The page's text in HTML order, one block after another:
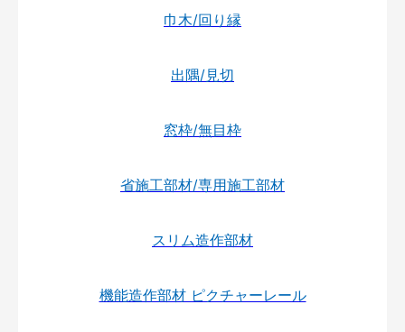
巾木/回り縁
出隅/見切
窓枠/無目枠
省施工部材/専用施工部材
スリム造作部材
機能造作部材 ピクチャーレール